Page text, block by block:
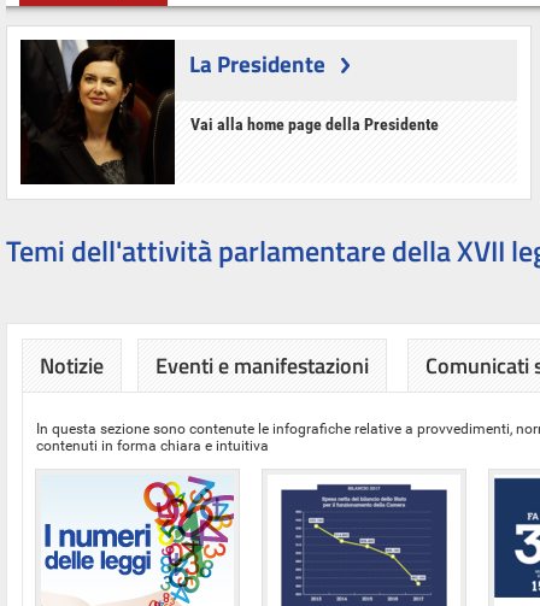
La Presidente
Vai alla home page della Presidente
Temi dell'attività parlamentare della XVII
Notizie Eventi e manifestazioni Comunicati
In questa sezione sono contenute le infografiche relative a provvedimenti,
contenuti in forma chiara e intuitiva